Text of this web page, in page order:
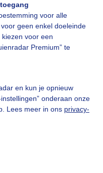
voor alle
geen enkel doeleinde
voor een
Premium” te
en kun je opnieuw
onderaan onze
Lees meer in ons privacy-